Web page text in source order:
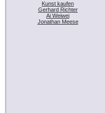
Kunst kaufen
Gerhard Richter
Ai Weiwei
Jonathan Meese